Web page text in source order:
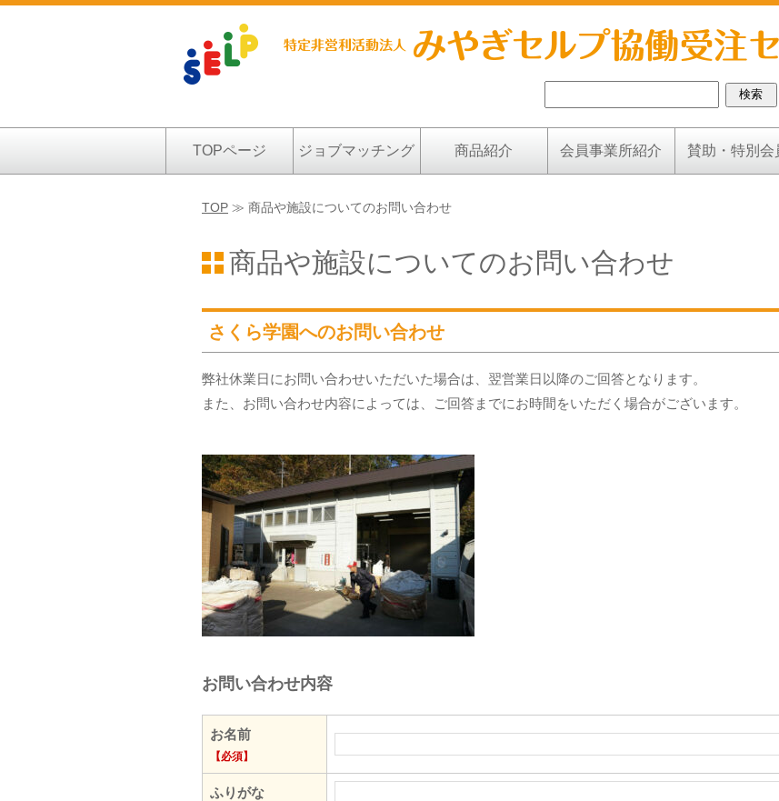
TOPページ ジョブマッチング 商品紹介 会員事業所紹介 賛助・特別会
TOP ≫ 商品や施設についてのお問い合わせ
商品や施設についてのお問い合わせ
さくら学園へのお問い合わせ
弊社休業日にお問い合わせいただいた場合は、翌営業日以降のご回答となります。
また、お問い合わせ内容によっては、ご回答までにお時間をいただく場合がございます。
お問い合わせ内容
お名前
【必須】
ふりがな